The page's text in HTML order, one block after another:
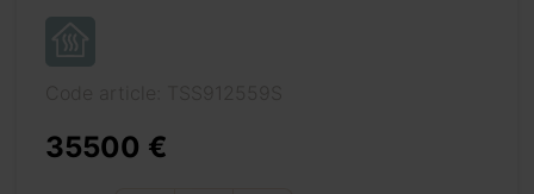
35500 €
est très
deux pièces
livre tout en